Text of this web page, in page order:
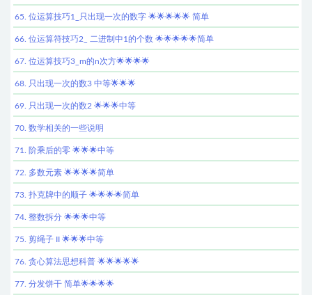
65. 位运算技巧1_只出现一次的数字 🌟🌟🌟🌟🌟 简单
66. 位运算符技巧2_ 二进制中1的个数 🌟🌟🌟🌟🌟简单
67. 位运算技巧3_m的n次方🌟🌟🌟🌟
68. 只出现一次的数3 中等🌟🌟🌟
69. 只出现一次的数2 🌟🌟🌟中等
70. 数学相关的一些说明
71. 阶乘后的零 🌟🌟🌟中等
72. 多数元素 🌟🌟🌟🌟简单
73. 扑克牌中的顺子 🌟🌟🌟🌟简单
74. 整数拆分 🌟🌟🌟中等
75. 剪绳子 II 🌟🌟🌟中等
76. 贪心算法思想科普 🌟🌟🌟🌟🌟
77. 分发饼干 简单🌟🌟🌟🌟